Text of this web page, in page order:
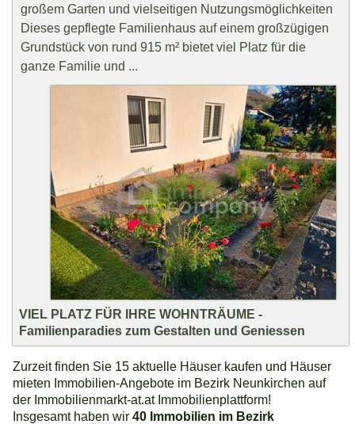
großem Garten und vielseitigen Nutzungsmöglichkeiten
Dieses gepflegte Familienhaus auf einem großzügigen
Grundstück von rund 915 m² bietet viel Platz für die
ganze Familie und ...
VIEL PLATZ FÜR IHRE WOHNTRÄUME -
Familienparadies zum Gestalten und Geniessen
Zurzeit finden Sie 15 aktuelle Häuser kaufen und Häuser
mieten Immobilien-Angebote im Bezirk Neunkirchen auf
der Immobilienmarkt-at.at Immobilienplattform!
Insgesamt haben wir40 Immobilien im Bezirk